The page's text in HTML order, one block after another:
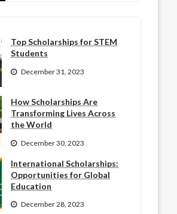
Top Scholarships for STEM
Students
December 31, 2023
How Scholarships Are
Transforming Lives Across
the World
December 30, 2023
International Scholarships:
Opportunities for Global
Education
December 28, 2023